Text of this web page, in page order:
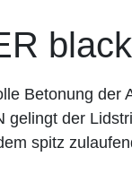
black
Betonung der
gelingt der
spitz